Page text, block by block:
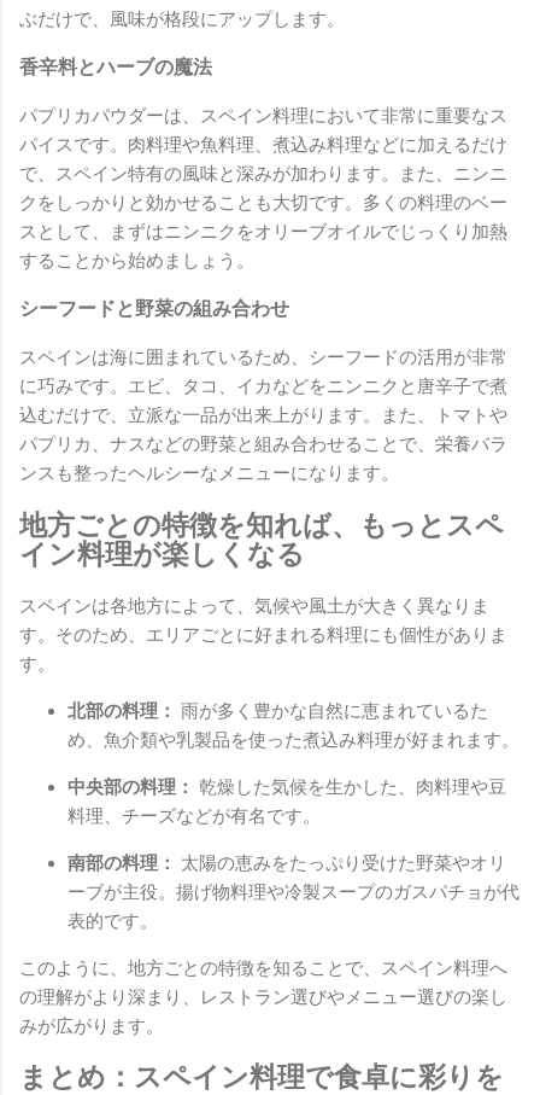
ぶだけで、風味が格段にアップします。
香辛料とハーブの魔法
パプリカパウダーは、スペイン料理において非常に重要なス
パイスです。肉料理や魚料理、煮込み料理などに加えるだけ
で、スペイン特有の風味と深みが加わります。また、ニンニ
クをしっかりと効かせることも大切です。多くの料理のベー
スとして、まずはニンニクをオリーブオイルでじっくり加熱
することから始めましょう。
シーフードと野菜の組み合わせ
スペインは海に囲まれているため、シーフードの活用が非常
に巧みです。エビ、タコ、イカなどをニンニクと唐辛子で煮
込むだけで、立派な一品が出来上がります。また、トマトや
パプリカ、ナスなどの野菜と組み合わせることで、栄養バラ
ンスも整ったヘルシーなメニューになります。
地方ごとの特徴を知れば、もっとスペ
イン料理が楽しくなる
スペインは各地方によって、気候や風土が大きく異なりま
す。そのため、エリアごとに好まれる料理にも個性がありま
す。
北部の料理： 雨が多く豊かな自然に恵まれているた
め、魚介類や乳製品を使った煮込み料理が好まれます。
中央部の料理： 乾燥した気候を生かした、肉料理や豆
料理、チーズなどが有名です。
南部の料理：
太陽の恵みをたっぷり受けた野菜やオリ
ーブが主役。揚げ物料理や冷製スープのガスパチョが代
表的です。
このように、地方ごとの特徴を知ることで、スペイン料理へ
の理解がより深まり、レストラン選びやメニュー選びの楽し
みが広がります。
まとめ：スペイン料理で食卓に彩りを